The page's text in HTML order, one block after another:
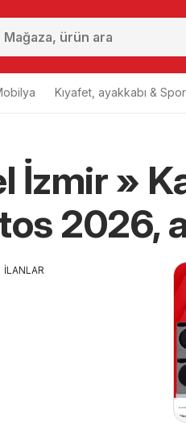
Kıyafet, ayakkabı & Spor
İzmir »
2026,
İLANLAR